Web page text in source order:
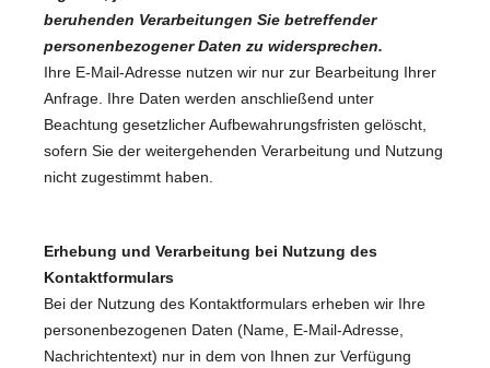
beruhenden Verarbeitungen Sie betreffender
personenbezogener Daten zu widersprechen.
Ihre E-Mail-Adresse nutzen wir nur zur Bearbeitung Ihrer
Anfrage. Ihre Daten werden anschließend unter
Beachtung gesetzlicher Aufbewahrungsfristen gelöscht,
sofern Sie der weitergehenden Verarbeitung und Nutzung
nicht zugestimmt haben.
Erhebung und Verarbeitung bei Nutzung des
Kontaktformulars
Bei der Nutzung des Kontaktformulars erheben wir Ihre
personenbezogenen Daten (Name, E-Mail-Adresse,
Nachrichtentext) nur in dem von Ihnen zur Verfügung